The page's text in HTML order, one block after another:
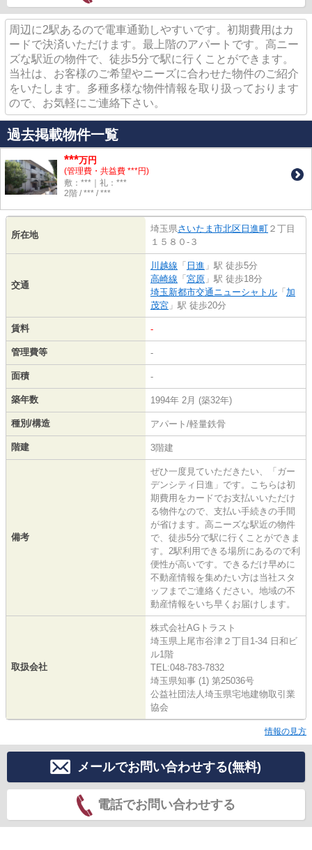
周辺に2駅あるので電車通勤しやすいです。初期費用はカ
ードで決済いただけます。最上階のアパートです。高ニー
ズな駅近の物件で、徒歩5分で駅に行くことができます。
当社は、お客様のご希望やニーズに合わせた物件のご紹介
をいたします。多種多様な物件情報を取り扱っております
ので、お気軽にご連絡下さい。
過去掲載物件一覧
***万円
(管理費・共益費 ***円)
敷：***｜礼：***
2階 / *** / ***
所在地
埼玉県さいたま市北区 日進町 ２丁目
１５８０-３
交通
川越線 「 日進 」駅 徒歩5分
高崎線 「 宮原 」駅 徒歩18分
埼玉新都市交通ニューシャトル 「 加
茂宮 」駅 徒歩20分
賃料 -
管理費等 -
面積 -
築年数 1994年 2月 (築32年)
種別/構造 アパート/軽量鉄骨
階建 3階建
備考
ぜひ一度見ていただきたい、「ガー
デンシティ日進」です。こちらは初
期費用をカードでお支払いいただけ
る物件なので、支払い手続きの手間
が省けます。高ニーズな駅近の物件
で、徒歩5分で駅に行くことができま
す。2駅利用できる場所にあるので利
便性が高いです。できるだけ早めに
不動産情報を集めたい方は当社スタ
ッフまでご連絡ください。地域の不
動産情報をいち早くお届けします。
取扱会社
株式会社AGトラスト
埼玉県上尾市谷津２丁目1-34 日和ビ
ル1階
TEL:048-783-7832
埼玉県知事 (1) 第25036号
公益社団法人埼玉県宅地建物取引業
協会
情報の見方
メールでお問い合わせする(無料)
電話でお問い合わせする